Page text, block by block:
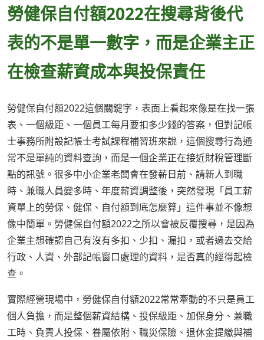
勞健保自付額2022在搜尋背後代
表的不是單一數字，而是企業主正
在檢查薪資成本與投保責任
勞健保自付額2022這個關鍵字，表面上看起來像是在找一張
表、一個級距、一個員工每月要扣多少錢的答案，但對記帳
士事務所附設記帳士考試課程補習班來說，這個搜尋行為通
常不是單純的資料查詢，而是一個企業正在接近財稅管理斷
點的訊號。很多中小企業老闆會在發薪日前、請新人到職
時、兼職人員變多時、年度薪資調整後，突然發現「員工薪
資單上的勞保、健保、自付額到底怎麼算」這件事並不像想
像中簡單。勞健保自付額2022之所以會被反覆搜尋，是因為
企業主想確認自己有沒有多扣、少扣、漏扣，或者過去交給
行政、人資、外部記帳窗口處理的資料，是否真的經得起檢
查。
實際經營現場中，勞健保自付額2022常常牽動的不只是員工
個人負擔，而是整個薪資結構、投保級距、加保身分、兼職
工時、負責人投保、眷屬依附、職災保險、退休金提繳與補